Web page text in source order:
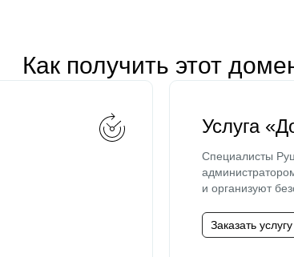
Как получить этот
Услуга
Специалисты
и организуют
Заказать услугу